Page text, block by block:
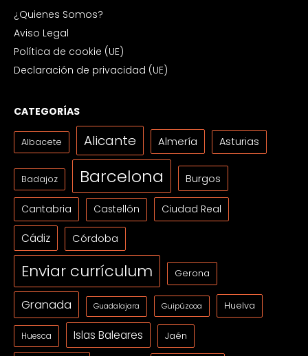
¿Quienes Somos?
Aviso Legal
Política de cookie (UE)
Declaración de privacidad (UE)
CATEGORÍAS
Albacete Alicante Almería Asturias
Badajoz Barcelona Burgos
Cantabria Castellón Ciudad Real
Cádiz Córdoba
Enviar currículum Gerona
Granada Guadalajara Guipúzcoa Huelva
Huesca Islas Baleares Jaén